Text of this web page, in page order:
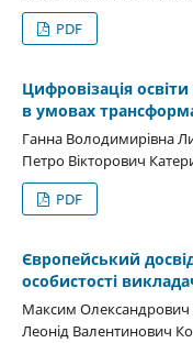
PDF
Цифровізація
в умовах
Ганна Володимирівна
Петро Вікторович
PDF
Європейський
особистості
Максим Олександрович
Леонід Валентинович